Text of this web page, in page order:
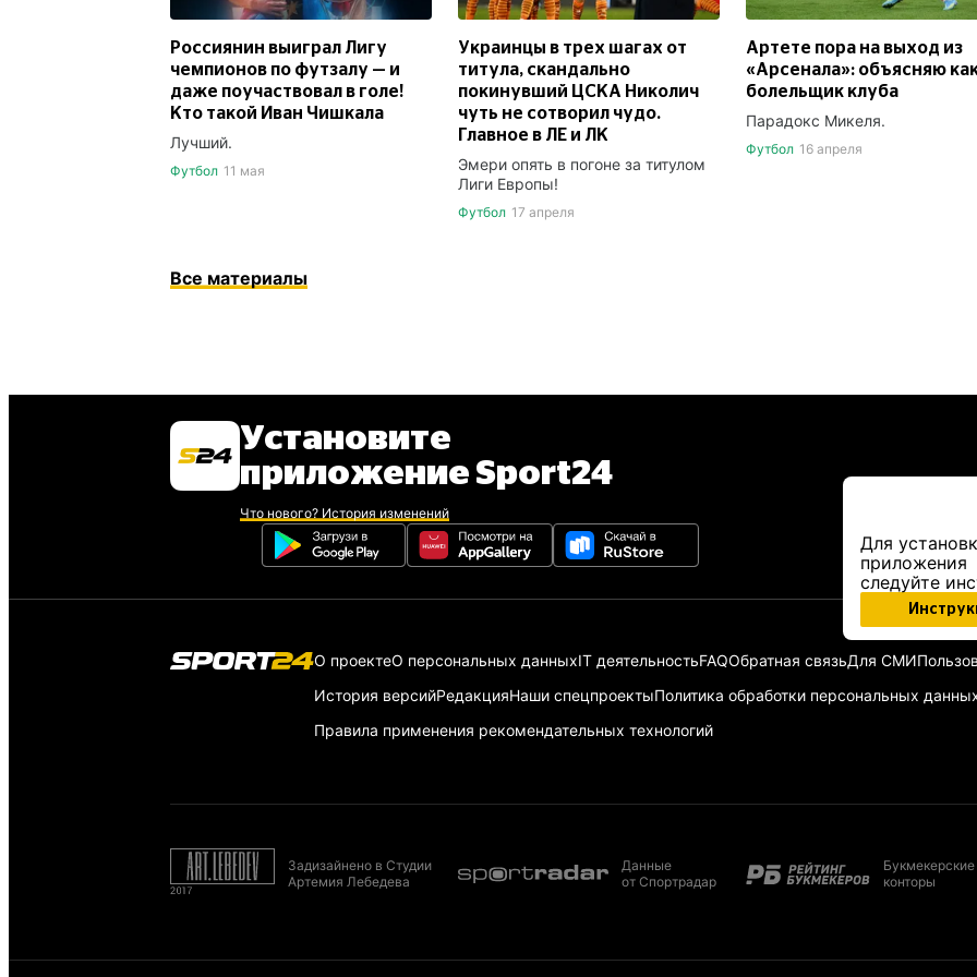
Россиянин выиграл Лигу
чемпионов по футзалу — и
даже поучаствовал в голе!
Кто такой Иван Чишкала
Лучший.
Футбол 11 мая
Украинцы в трех шагах от
титула, скандально
покинувший ЦСКА Николич
чуть не сотворил чудо.
Главное в ЛЕ и ЛК
Эмери опять в погоне за титулом
Лиги Европы!
Футбол 17 апреля
Артете пора на выход из
«Арсенала»: объясняю
болельщик клуба
Парадокс Микеля.
Футбол 16 апреля
Все материалы
Установите
приложение Sport24
Что нового? История изменений
Для
приложения
следуйте
О проектеО персональных данныхIT деятельностьFAQОбратная связьДля СМИ
История версийРедакцияНаши спецпроектыПолитика обработки персональных
Правила применения рекомендательных технологий
Задизайнено в Студии
Артемия Лебедева
Данные
от Спортрадар
Букмекерские
конторы